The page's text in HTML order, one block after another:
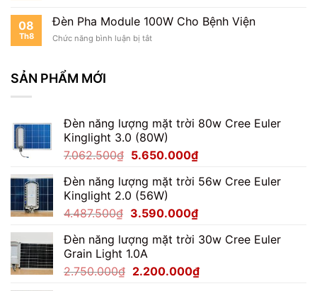
Nhà
Đấu
08
Th8
Đèn Pha Module 100W Cho Bệnh Viện
Chức năng bình luận bị tắtở
Viện
SẢN PHẨM MỚI
Đèn năng lượng mặt trời 80w Cree Euler
Kinglight 3.0 (80W)
7.062.500₫ Giá
là:
7.062.500₫.
5.650.000₫Giá
tại
5.650.000₫.
Đèn năng lượng mặt trời 56w Cree Euler
Kinglight 2.0 (56W)
4.487.500₫ Giá
là:
4.487.500₫.
3.590.000₫Giá
tại
3.590.000₫.
Đèn năng lượng mặt trời 30w Cree Euler
Grain Light 1.0A
2.750.000₫ Giá
2.200.000₫Giá